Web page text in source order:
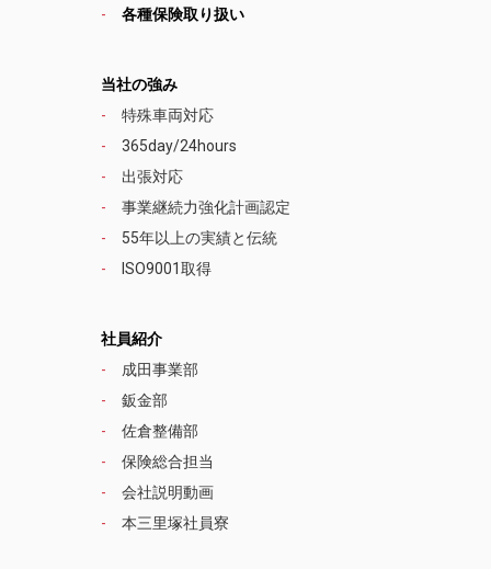
各種保険取り扱い
当社の強み
特殊車両対応
365day/24hours
出張対応
事業継続力強化計画認定
55年以上の実績と伝統
ISO9001取得
社員紹介
成田事業部
鈑金部
佐倉整備部
保険総合担当
会社説明動画
本三里塚社員寮